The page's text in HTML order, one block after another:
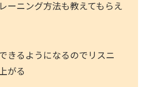
ーニング方法も教えてもらえ
きるようになるのでリスニ
がる